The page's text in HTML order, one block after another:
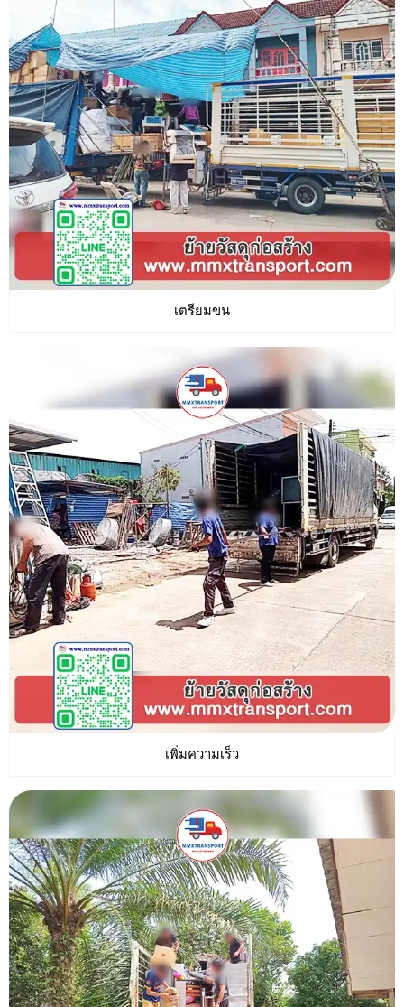
เตรียมขน
เพิ่มความเร็ว